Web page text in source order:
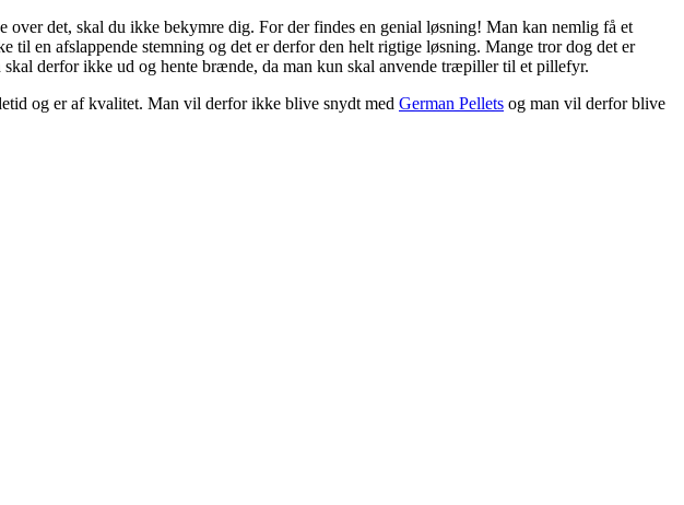
over det, skal du ikke bekymre dig. For der findes en genial løsning! Man kan nemlig få et
en afslappende stemning og det er derfor den helt rigtige løsning. Mange tror dog det er
derfor ikke ud og hente brænde, da man kun skal anvende træpiller til et pillefyr.
og er af kvalitet. Man vil derfor ikke blive snydt med German Pellets og man vil derfor blive